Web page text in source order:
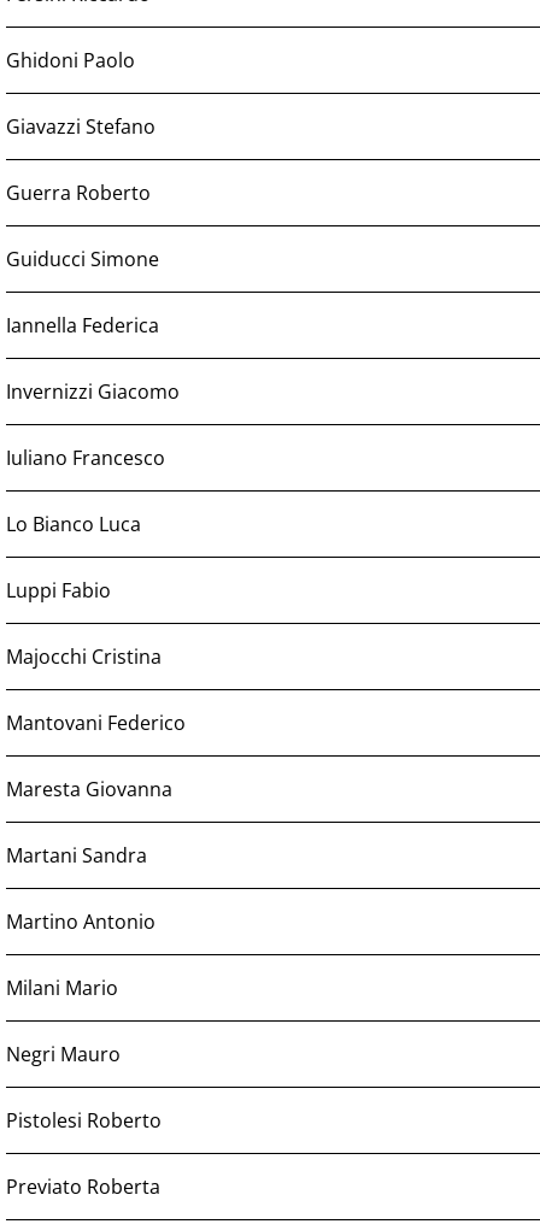
Ghidoni Paolo
Giavazzi Stefano
Guerra Roberto
Guiducci Simone
Iannella Federica
Invernizzi Giacomo
Iuliano Francesco
Lo Bianco Luca
Luppi Fabio
Majocchi Cristina
Mantovani Federico
Maresta Giovanna
Martani Sandra
Martino Antonio
Milani Mario
Negri Mauro
Pistolesi Roberto
Previato Roberta